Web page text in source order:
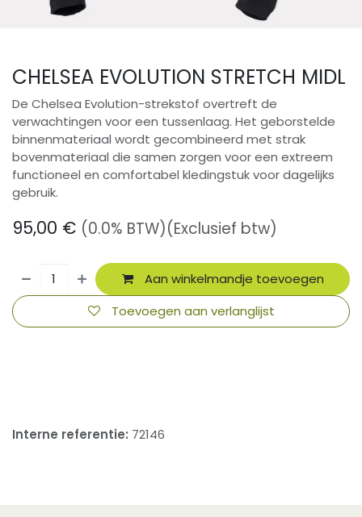
CHELSEA EVOLUTION STRETCH MIDL
De Chelsea Evolution-strekstof overtreft de
verwachtingen voor een tussenlaag. Het geborstelde
binnenmateriaal wordt gecombineerd met strak
bovenmateriaal die samen zorgen voor een extreem
functioneel en comfortabel kledingstuk voor dagelijks
gebruik.
95,00 € (0.0% BTW)(Exclusief btw)
Aan winkelmandje toevoegen
Toevoegen aan verlanglijst
Interne referentie: 72146